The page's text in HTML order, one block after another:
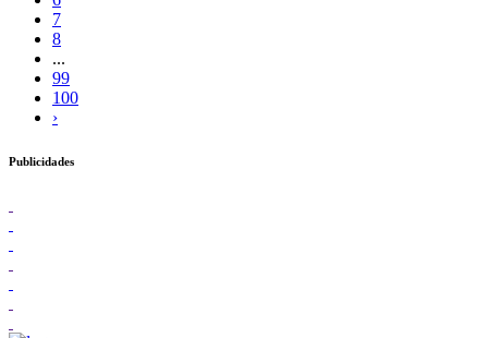
7
8
...
99
100
›
Publicidades